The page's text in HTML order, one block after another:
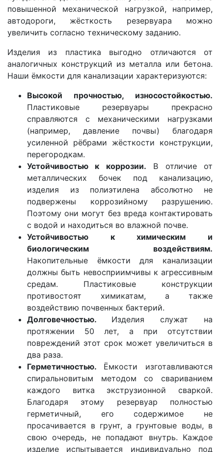
повышенной механической нагрузкой, например,
автодороги, жёсткость резервуара можно
увеличить согласно техническому заданию.
Изделия из пластика выгодно отличаются от
аналогичных конструкций из металла или бетона.
Наши ёмкости для канализации характеризуются:
Высокой прочностью, износостойкостью.
Пластиковые резервуары прекрасно
справляются с механическими нагрузками
(например, давление почвы) благодаря
усиленной рёбрами жёсткости конструкции,
перегородкам.
Устойчивостью к коррозии. В отличие от
металлических бочек под канализацию,
изделия из полиэтилена абсолютно не
подвержены коррозийному разрушению.
Поэтому они могут без вреда контактировать
с водой и находиться во влажной почве.
Устойчивостью к химическим и
биологическим воздействиям.
Накопительные ёмкости для канализации
должны быть невосприимчивы к агрессивным
средам. Пластиковые конструкции
противостоят химикатам, а также
воздействию почвенных бактерий.
Долговечностью. Изделия служат на
протяжении 50 лет, а при отсутствии
повреждений этот срок может увеличиться в
два раза.
Герметичностью. Ёмкости изготавливаются
спиральновитым методом со свариванием
каждого витка экструзионной сваркой.
Благодаря этому резервуар полностью
герметичный, его содержимое не
просачивается в грунт, а грунтовые воды, в
свою очередь, не попадают внутрь. Каждое
изделие испытывается индивидуально под